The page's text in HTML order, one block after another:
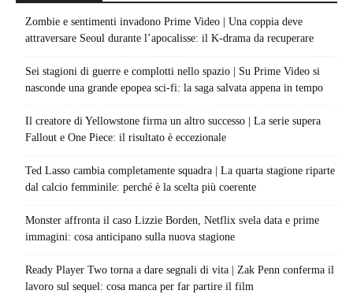
Zombie e sentimenti invadono Prime Video | Una coppia deve
attraversare Seoul durante l’apocalisse: il K-drama da recuperare
Sei stagioni di guerre e complotti nello spazio | Su Prime Video si
nasconde una grande epopea sci-fi: la saga salvata appena in tempo
Il creatore di Yellowstone firma un altro successo | La serie supera
Fallout e One Piece: il risultato è eccezionale
Ted Lasso cambia completamente squadra | La quarta stagione riparte
dal calcio femminile: perché è la scelta più coerente
Monster affronta il caso Lizzie Borden, Netflix svela data e prime
immagini: cosa anticipano sulla nuova stagione
Ready Player Two torna a dare segnali di vita | Zak Penn conferma il
lavoro sul sequel: cosa manca per far partire il film